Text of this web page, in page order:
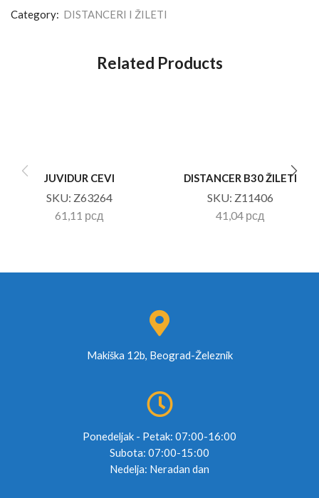
Category: DISTANCERI I ŽILETI
Related Products
JUVIDUR CEVI
SKU: Z63264
61,11 рсд
DISTANCER B30 ŽILETI
SKU: Z11406
41,04 рсд
Makiška 12b, Beograd-Železnik
Ponedeljak - Petak: 07:00-16:00
Subota: 07:00-15:00
Nedelja: Neradan dan